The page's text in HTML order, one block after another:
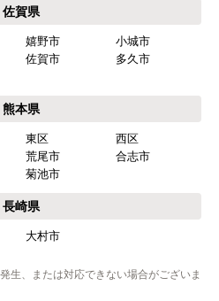
佐賀県
嬉野市
小城市
佐賀市
多久市
熊本県
東区
西区
荒尾市
合志市
菊池市
長崎県
大村市
生、または対応できない場合がございま